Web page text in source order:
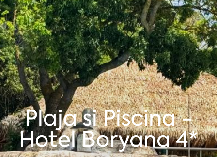
Plaja si Piscina -
Hotel Boryana 4*